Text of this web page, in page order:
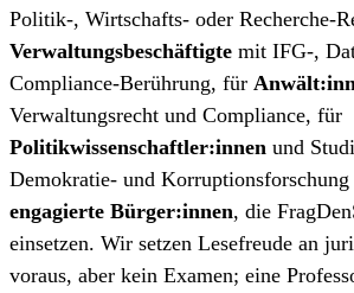
Politik-, Wirtschafts- oder Recherche-
Verwaltungsbeschäftigte mit IFG-,
Compliance-Berührung, für
Verwaltungs­recht und Compliance, für
Politikwissenschaftler:innen und
Demokratie- und
engagierte Bürger:innen, die
einsetzen. Wir setzen Lesefreude an
voraus, aber kein Examen; eine